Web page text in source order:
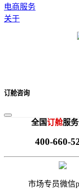
电商服务
关于
订舱咨询
全国订舱服
400-660-
市场专员微信